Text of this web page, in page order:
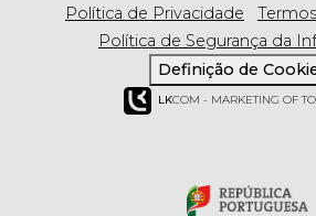
Política de Privacidade
Política de Segurança da
Definição de
LKCOM - MARKETING OF